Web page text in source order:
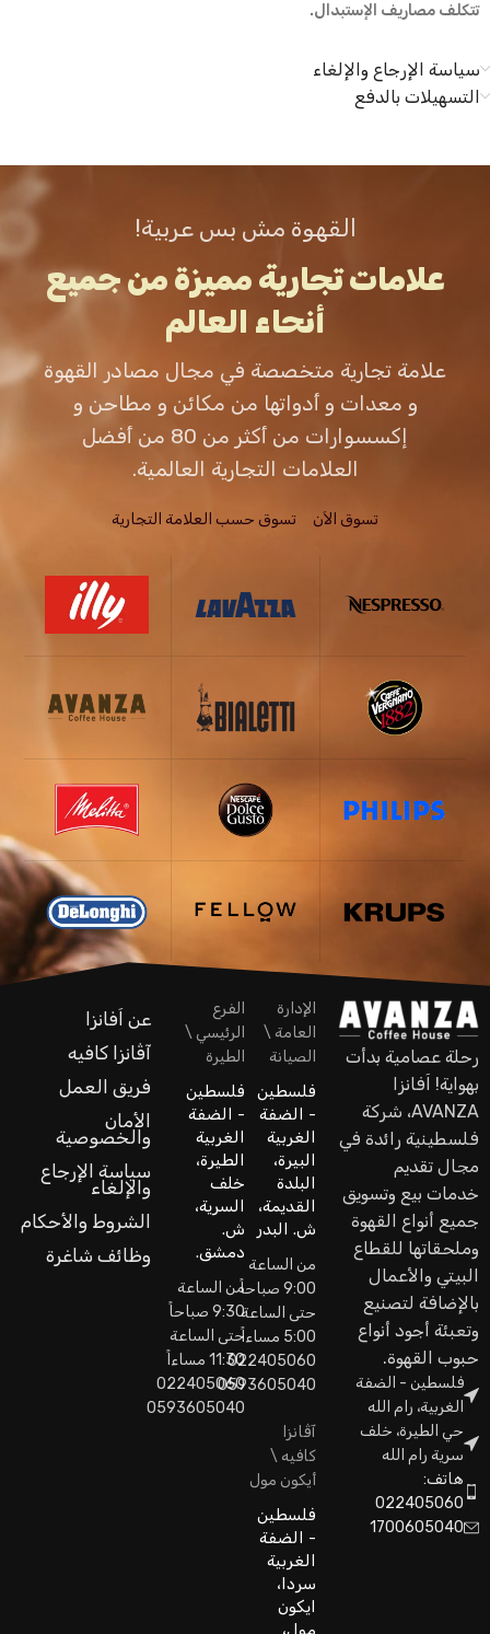
تتكلف مصاريف الإستبدال.
سياسة الإرجاع والإلغاء
التسهيلات بالدفع
القهوة مش بس عربية!
علامات تجارية مميزة من جميع
أنحاء العالم
علامة تجارية متخصصة في مجال مصادر القهوة
و معدات و أدواتها من مكائن و مطاحن و
إكسسوارات من أكثر من 80 من أفضل
العلامات التجارية العالمية.
تسوق الاَن تسوق حسب العلامة التجارية
رحلة عصامية بدأت
بهواية! اَفانزا
AVANZA، شركة
فلسطينية رائدة في
مجال تقديم
خدمات بيع وتسويق
جميع أنواع القهوة
وملحقاتها للقطاع
البيتي والأعمال
بالإضافة لتصنيع
وتعبئة أجود أنواع
حبوب القهوة.
فلسطين - الضفة
الغربية، رام الله
حي الطيرة، خلف
سرية رام الله
هاتف:
022405060
1700605040
الإدارة
العامة \
الصيانة
فلسطين
- الضفة
الغربية
البيرة،
البلدة
القديمة،
ش. البدر
من الساعة
9:00 صباحاً
حتى الساعة
5:00 مساءاً
022405060
0593605040
الفرع
الرئيسي \
الطيرة
فلسطين
- الضفة
الغربية
الطيرة،
خلف
السرية،
ش.
دمشق.
من الساعة
9:30 صباحاً
حتى الساعة
11:30 مساءاً
022405060
0593605040
آڤانزا
كافيه \
أيكون مول
فلسطين
- الضفة
الغربية
سردا،
ايكون
مول،
عن اَفانزا
آڤانزا كافيه
فريق العمل
الأمان
والخصوصية
سياسة الإرجاع
والإلغاء
الشروط والأحكام
وظائف شاغرة